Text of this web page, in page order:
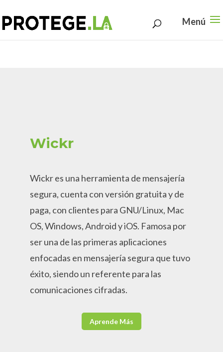
to
content
Wickr
Wickr es una herramienta de mensajería
segura, cuenta con versión gratuita y de
paga, con clientes para GNU/Linux, Mac
OS, Windows, Android y iOS. Famosa por
ser una de las primeras aplicaciones
enfocadas en mensajería segura que tuvo
éxito, siendo un referente para las
comunicaciones cifradas.
Aprende Más